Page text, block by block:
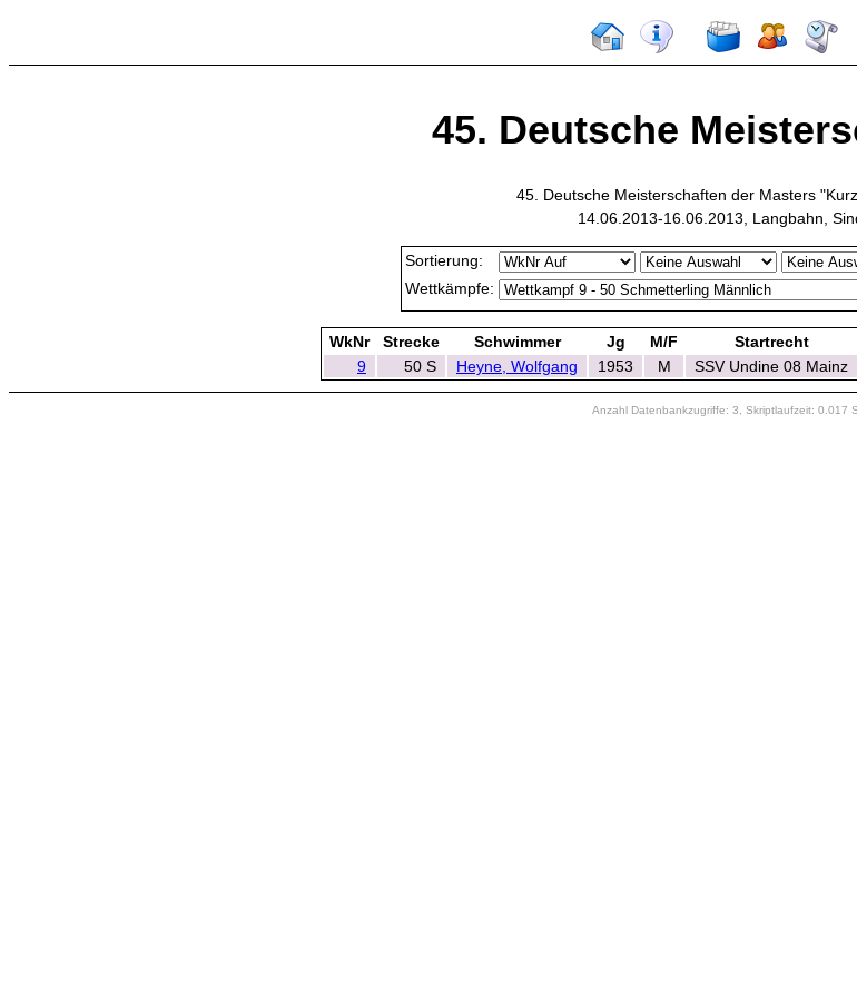
45. Deutsche
45. Deutsche Meisterschaften der Masters
14.06.2013-16.06.2013, Langbahn,
Sortierung:
Wettkämpfe:
WkNr Strecke Schwimmer Jg M/F Startrecht
9
50 S Heyne, Wolfgang 1953 M SSV Undine 08 Mainz
Anzahl Datenbankzugriffe: 3, Skriptlaufzeit: 0.017